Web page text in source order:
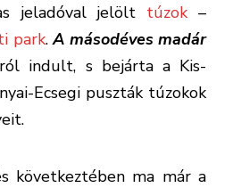
jeladóval jelölt túzok –
park.A másodéves madár
indult, s bejárta a Kis-
Ecsegi puszták túzokok
következtében ma már a